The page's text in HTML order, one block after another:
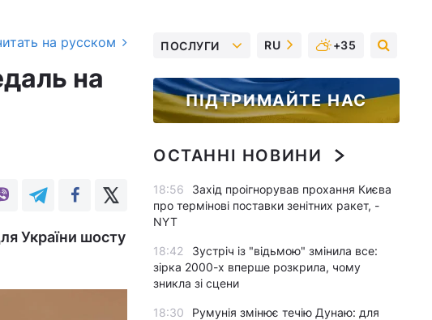
на русском
на
України шосту
ПОСЛУГИ RU +35
ПІДТРИМАЙТЕ НАС
ОСТАННІ НОВИНИ
18:56
Захід проігнорував прохання Києва
про термінові поставки зенітних ракет, -
NYT
18:42
Зустріч із "відьмою" змінила все:
зірка 2000-х вперше розкрила, чому
зникла зі сцени
18:30
Румунія змінює течію Дунаю: для